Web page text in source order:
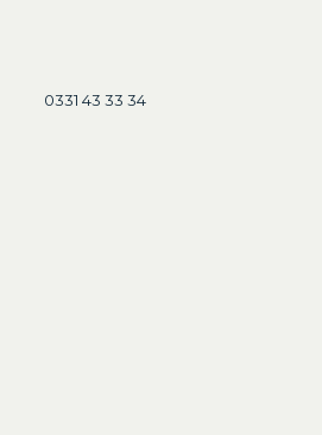
0331 43 33 34